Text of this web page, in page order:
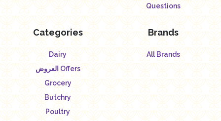
Questions
Categories
Dairy
العروض Offers
Grocery
Butchry
Poultry
Brands
All Brands